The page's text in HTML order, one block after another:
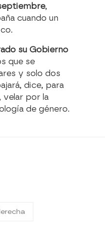
,
cuando un
su Gobierno
que se
y solo dos
dice, para
velar por la
de género.